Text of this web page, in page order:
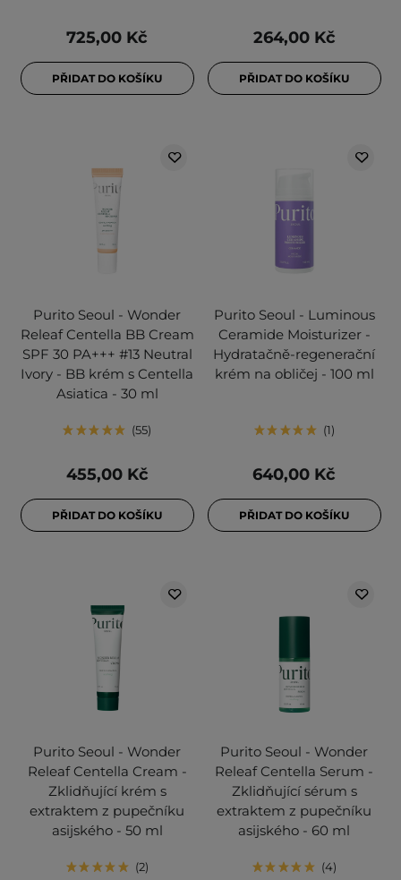
725,00 Kč
PŘIDAT DO KOŠÍKU
264,00 Kč
PŘIDAT DO KOŠÍKU
Purito Seoul - Wonder
Releaf Centella BB Cream
SPF 30 PA+++ #13 Neutral
Ivory - BB krém s Centella
Asiatica - 30 ml
55
455,00 Kč
PŘIDAT DO KOŠÍKU
Purito Seoul - Luminous
Ceramide Moisturizer -
Hydratačně-regenerační
krém na obličej - 100 ml
1
640,00 Kč
PŘIDAT DO KOŠÍKU
Purito Seoul - Wonder
Releaf Centella Cream -
Zklidňující krém s
extraktem z pupečníku
asijského - 50 ml
2
Purito Seoul - Wonder
Releaf Centella Serum -
Zklidňující sérum s
extraktem z pupečníku
asijského - 60 ml
4